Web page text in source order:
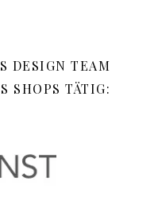
DESIGN TEAM
SHOPS TÄTIG: